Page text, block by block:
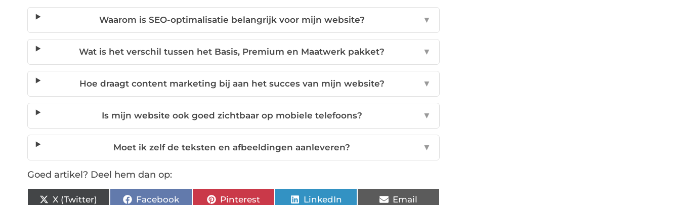
Waarom is SEO-optimalisatie belangrijk voor mijn website? ▼
Wat is het verschil tussen het Basis, Premium en Maatwerk pakket? ▼
Hoe draagt content marketing bij aan het succes van mijn website? ▼
Is mijn website ook goed zichtbaar op mobiele telefoons? ▼
Moet ik zelf de teksten en afbeeldingen aanleveren? ▼
Goed artikel? Deel hem dan op:
X (Twitter) Facebook Pinterest LinkedIn Email